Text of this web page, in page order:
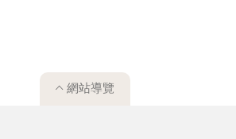
網站導覽